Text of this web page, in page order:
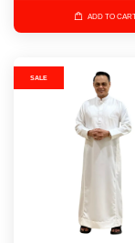
ADD TO
SALE